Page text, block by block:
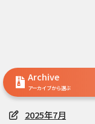
Archive
アーカイブから選ぶ
2025年7月